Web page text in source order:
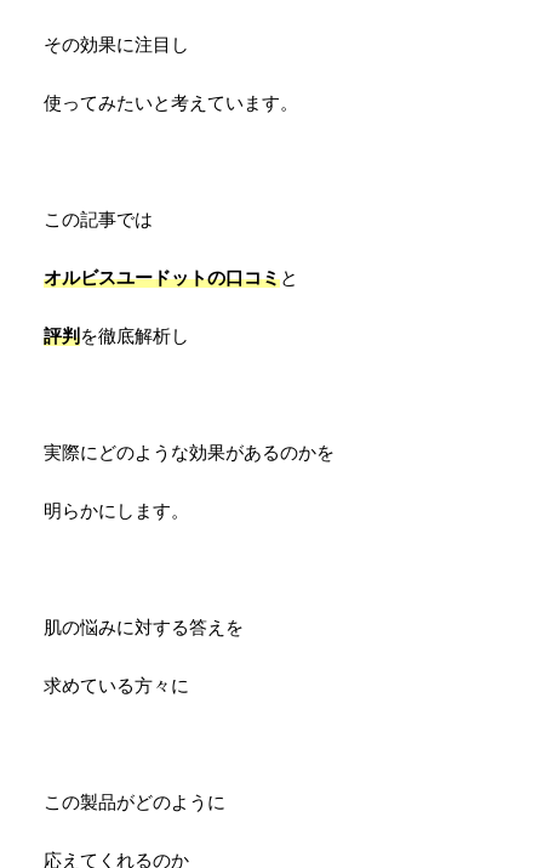
その効果に注目し
使ってみたいと考えています。
この記事では
オルビスユードットの口コミと
評判を徹底解析し
実際にどのような効果があるのかを
明らかにします。
肌の悩みに対する答えを
求めている方々に
この製品がどのように
応えてくれるのか